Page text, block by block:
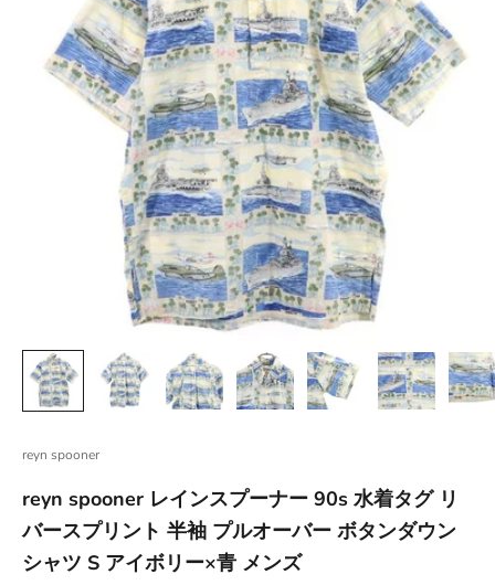
reyn spooner
reyn spooner レインスプーナー 90s 水着タグ リ
バースプリント 半袖 プルオーバー ボタンダウン
シャツ S アイボリー×青 メンズ